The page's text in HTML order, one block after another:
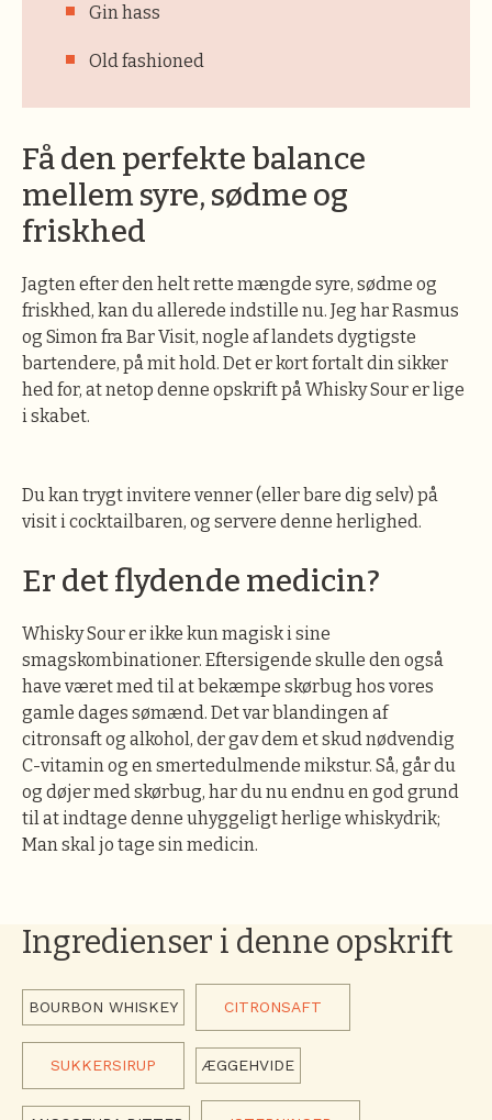
Gin hass
Old fashioned
Få den perfekte balance
mellem syre, sødme og
friskhed
Jagten efter den helt rette mængde syre, sødme og
friskhed, kan du allerede indstille nu. Jeg har Rasmus
og Simon fra Bar Visit, nogle af landets dygtigste
bartendere, på mit hold. Det er kort fortalt din sikker
hed for, at netop denne opskrift på Whisky Sour er lige
i skabet.
Du kan trygt invitere venner (eller bare dig selv) på
visit i cocktailbaren, og servere denne herlighed.
Er det flydende medicin?
Whisky Sour er ikke kun magisk i sine
smagskombinationer. Eftersigende skulle den også
have været med til at bekæmpe skørbug hos vores
gamle dages sømænd. Det var blandingen af
citronsaft og alkohol, der gav dem et skud nødvendig
C-vitamin og en smertedulmende mikstur. Så, går du
og døjer med skørbug, har du nu endnu en god grund
til at indtage denne uhyggeligt herlige whiskydrik;
Man skal jo tage sin medicin.
Ingredienser i denne opskrift
BOURBON WHISKEY CITRONSAFT
SUKKERSIRUP ÆGGEHVIDE